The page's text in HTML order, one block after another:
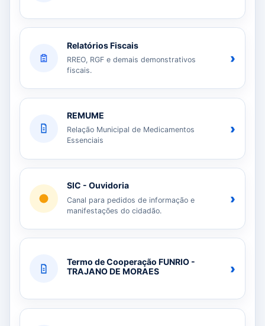
Relatórios Fiscais
RREO, RGF e demais demonstrativos
fiscais.
›
REMUME
Relação Municipal de Medicamentos
Essenciais
›
SIC - Ouvidoria
Canal para pedidos de informação e
manifestações do cidadão.
›
Termo de Cooperação FUNRIO -
TRAJANO DE MORAES
›